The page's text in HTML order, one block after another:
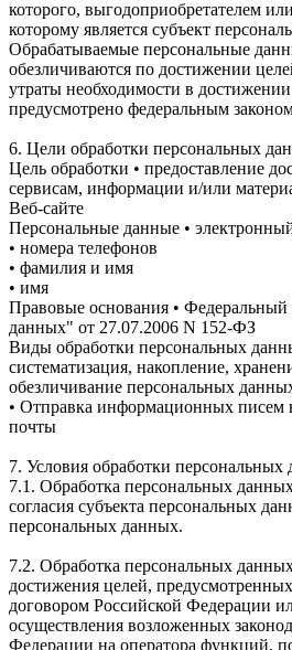
которого, выгодоприобретателем
которому является субъект
Обрабатываемые персональные
обезличиваются по достижении
утраты необходимости в
предусмотрено федеральным
6. Цели обработки персональных
Цель обработки • предоставление
сервисам, информации и/или
Веб-сайте
Персональные данные •
• номера телефонов
• фамилия и имя
• имя
Правовые основания •
данных" от 27.07.2006 N 152-ФЗ
Виды обработки персональных
систематизация, накопление,
обезличивание персональных
• Отправка информационных писем
почты
7. Условия обработки персональных
7.1. Обработка персональных
согласия субъекта персональных
персональных данных.
7.2. Обработка персональных
достижения целей,
договором Российской Федерации
осуществления возложенных
Федерации на оператора функций,